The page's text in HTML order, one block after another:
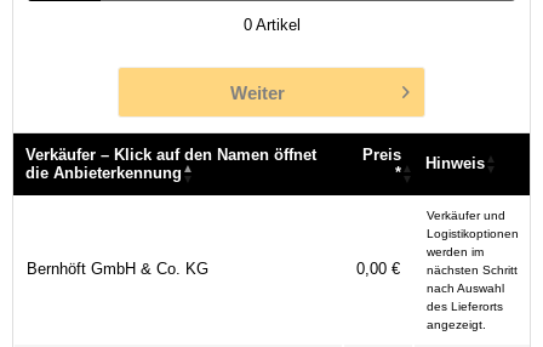
0 Artikel
Weiter
Verkäufer – Klick auf den Namen öffnet
die Anbieterkennung
Preis
*
Hinweis
Bernhöft GmbH & Co. KG 0,00 €
Verkäufer und
Logistikoptionen
werden im
nächsten Schritt
nach Auswahl
des Lieferorts
angezeigt.